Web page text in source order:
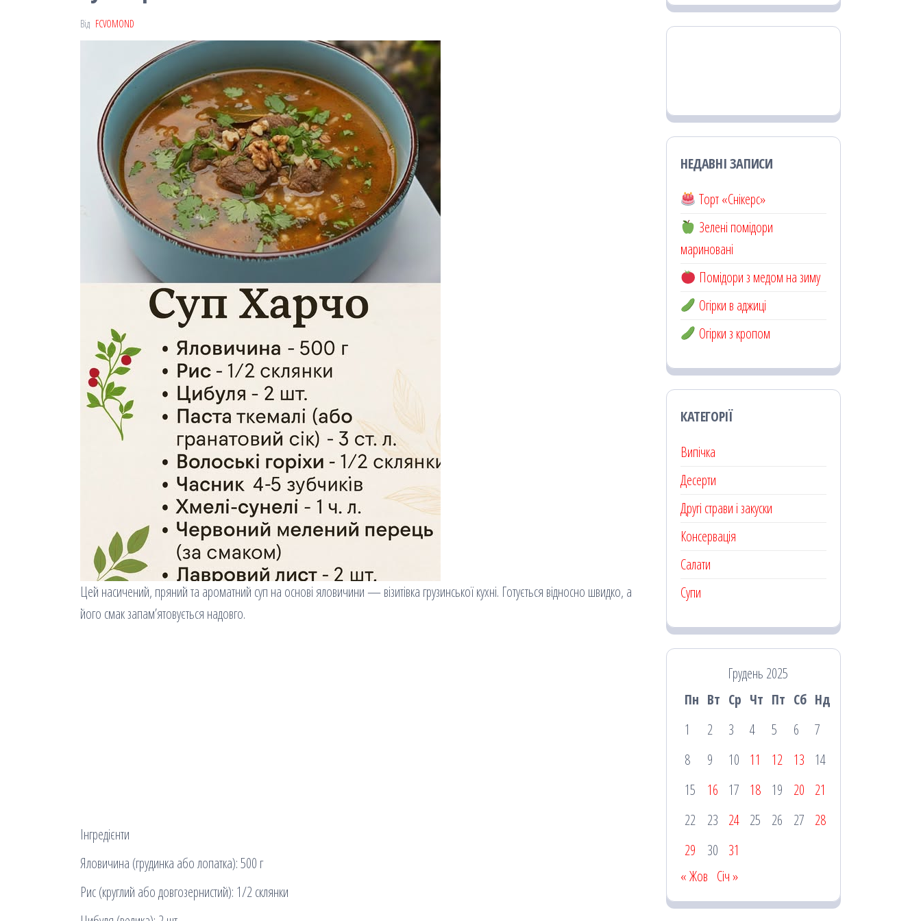
Від FCVOMOND
Цей насичений, пряний та ароматний суп на основі яловичини — візитівка грузинської кухні. Готується відносно швидко, а
його смак запам’ятовується надовго.
Інгредієнти
Яловичина (грудинка або лопатка): 500 г
Рис (круглий або довгозернистий): 1/2 склянки
НЕДАВНІ ЗАПИСИ
Торт «Снікерс»
Зелені помідори
мариновані
Помідори з медом на зиму
Огірки в аджиці
Огірки з кропом
КАТЕГОРІЇ
Випічка
Десерти
Другі страви і закуски
Консервація
Салати
Супи
Грудень 2025
Пн Вт Ср Чт Пт Сб Нд
1
2 3 4 5 6
7
8
9 10 11 12 13
14
15
16 17 18 19 20
21
22
23 24 25 26 27
28
29
30
31
« Жов Січ »